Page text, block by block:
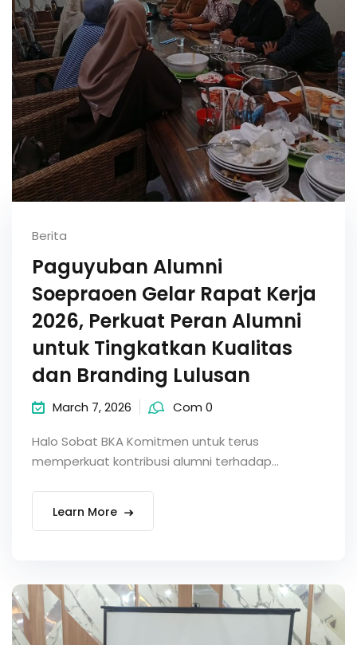
Berita
Paguyuban Alumni
Soepraoen Gelar Rapat Kerja
2026, Perkuat Peran Alumni
untuk Tingkatkan Kualitas
dan Branding Lulusan
March 7, 2026 Com 0
Halo Sobat BKA Komitmen untuk terus
memperkuat kontribusi alumni terhadap...
Learn More